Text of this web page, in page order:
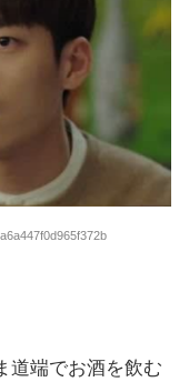
道端でお酒を飲む